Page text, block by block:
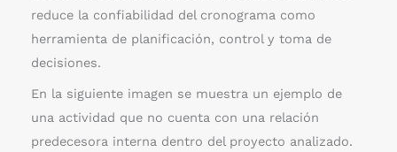
reduce la confiabilidad del cronograma como
herramienta de planificación, control y toma de
decisiones.
En la siguiente imagen se muestra un ejemplo de
una actividad que no cuenta con una relación
predecesora interna dentro del proyecto analizado.